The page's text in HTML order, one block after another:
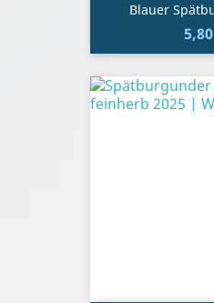
Blauer